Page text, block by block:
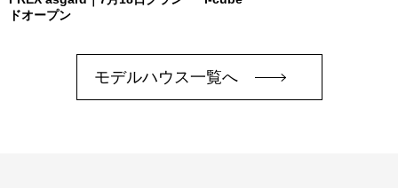
ドオープン
モデルハウス一覧へ